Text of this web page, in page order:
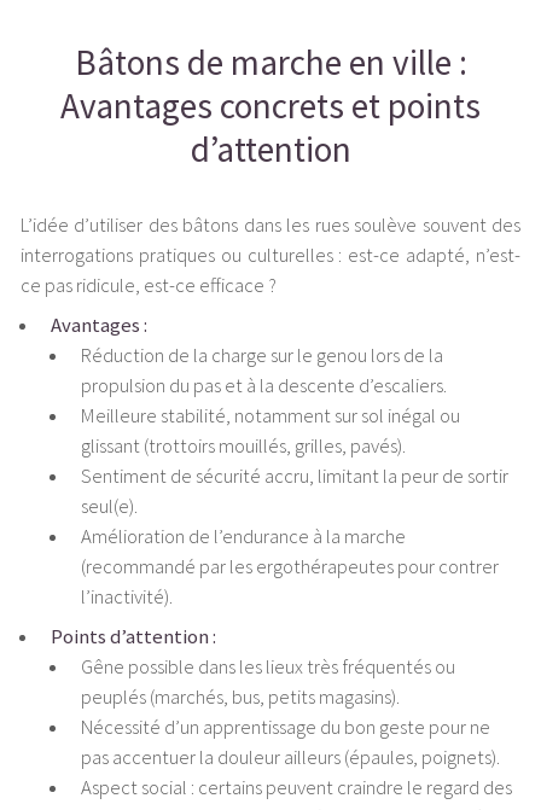
Bâtons de marche en ville :
Avantages concrets et points
d’attention
L’idée d’utiliser des bâtons dans les rues soulève souvent des
interrogations pratiques ou culturelles : est-ce adapté, n’est-
ce pas ridicule, est-ce efficace ?
Avantages :
Réduction de la charge sur le genou lors de la
propulsion du pas et à la descente d’escaliers.
Meilleure stabilité, notamment sur sol inégal ou
glissant (trottoirs mouillés, grilles, pavés).
Sentiment de sécurité accru, limitant la peur de sortir
seul(e).
Amélioration de l’endurance à la marche
(recommandé par les ergothérapeutes pour contrer
l’inactivité).
Points d’attention :
Gêne possible dans les lieux très fréquentés ou
peuplés (marchés, bus, petits magasins).
Nécessité d’un apprentissage du bon geste pour ne
pas accentuer la douleur ailleurs (épaules, poignets).
Aspect social : certains peuvent craindre le regard des